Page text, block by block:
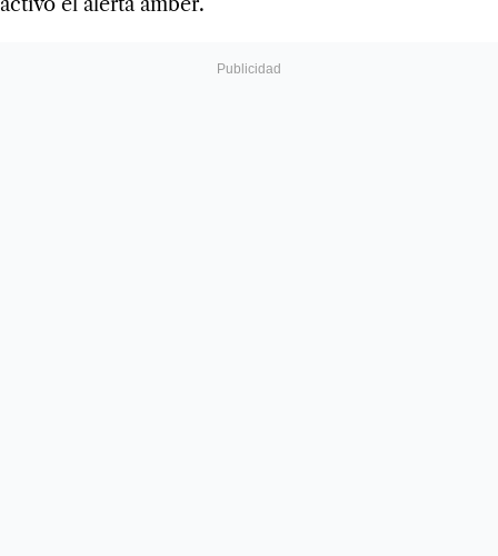
activó el alerta ámber.